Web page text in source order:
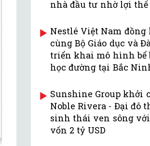
nhà đầu tư nhờ lợi thế
Nestlé Việt Nam đồng
cùng Bộ Giáo dục và
triển khai mô hình bể
học đường tại Bắc
Sunshine Group khởi
Noble Rivera - Đại đô
sinh thái ven sông
vốn 2 tỷ USD